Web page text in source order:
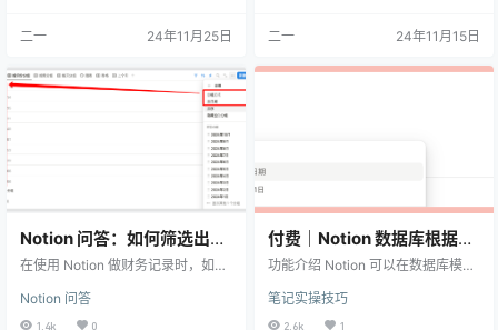
计算，只能采用间接的方式。 这涉
elation 与 Rollup 的基本应用 map
函数的调用 用 format() 函数将数字
二一 24年11月25日
维来管理 Notion 数据库，那这个问
分析为什么会出现「数据库嵌套很
二一 24年11月15日
Notion 问答：如何筛选出上
个月的内容
在使用 Notion 做财务记录时，如何
一些挑战，尤其是在日期筛选条件
较为有限的情况下。本篇将介绍两
Notion 问答
1.4k 0
付费｜Notion 数据库根据字
段内容自动设置标题名称
功能介绍 Notion 可以在数据库模板
自动生成的页面带上当天的日期标
题 但是这样一来，标题只有日期这
笔记实操技巧
2.6k 1